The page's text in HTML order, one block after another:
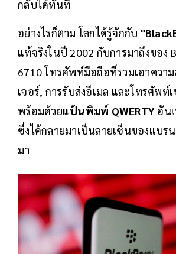
กลับได้ทันที
อย่างไรก็ตาม โลกได้รู้จักกับ
แท้จริงในปี 2002 กับการมาถึงของ
6710 โทรศัพท์มือถือที่รวมเอาควา
เจอร์, การรับส่งอีเมล และโทรศัพท์
พร้อมด้วยแป้นพิมพ์ QWERTY อัน
ซึ่งได้กลายมาเป็นลายเซ็นของแบร
มา